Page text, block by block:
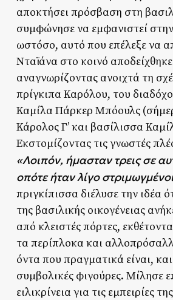
αποκτήσει πρόσβαση στη
συμφώνησε να εμφανιστεί
ωστόσο, αυτό που επέλεξε να
Νταϊάνα στο κοινό
αναγνωρίζοντας ανοιχτά τη
πρίγκιπα Καρόλου, του
Καμίλα Πάρκερ Μπόουλς
Κάρολος Γ’ και βασίλισσα
Εκστομίζοντας τις γνωστές
«Λοιπόν, ήμασταν τρεις σε
οπότε ήταν λίγο
πριγκίπισσα διέλυσε την ιδέα
της βασιλικής οικογένειας
από κλειστές πόρτες,
τα περίπλοκα και
όντα που πραγματικά είναι,
συμβολικές φιγούρες. Μίλησε
ειλικρίνεια για τις εμπειρίες